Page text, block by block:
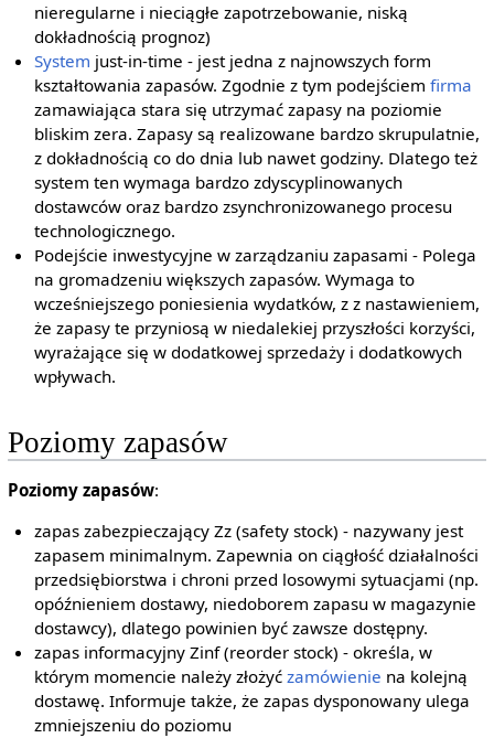
nieregularne i nieciągłe zapotrzebowanie, niską
dokładnością prognoz)
System just-in-time - jest jedna z najnowszych form
kształtowania zapasów. Zgodnie z tym podejściemfirma
zamawiająca stara się utrzymać zapasy na poziomie
bliskim zera. Zapasy są realizowane bardzo skrupulatnie,
z dokładnością co do dnia lub nawet godziny. Dlatego też
system ten wymaga bardzo zdyscyplinowanych
dostawców oraz bardzo zsynchronizowanego procesu
technologicznego.
Podejście inwestycyjne w zarządzaniu zapasami - Polega
na gromadzeniu większych zapasów. Wymaga to
wcześniejszego poniesienia wydatków, z z nastawieniem,
że zapasy te przyniosą w niedalekiej przyszłości korzyści,
wyrażające się w dodatkowej sprzedaży i dodatkowych
wpływach.
Poziomy zapasów
Poziomy zapasów:
zapas zabezpieczający Zz (safety stock) - nazywany jest
zapasem minimalnym. Zapewnia on ciągłość działalności
przedsiębiorstwa i chroni przed losowymi sytuacjami (np.
opóźnieniem dostawy, niedoborem zapasu w magazynie
dostawcy), dlatego powinien być zawsze dostępny.
zapas informacyjny Zinf (reorder stock) - określa, w
którym momencie należy złożyćzamówienie na kolejną
dostawę. Informuje także, że zapas dysponowany ulega
zmniejszeniu do poziomu